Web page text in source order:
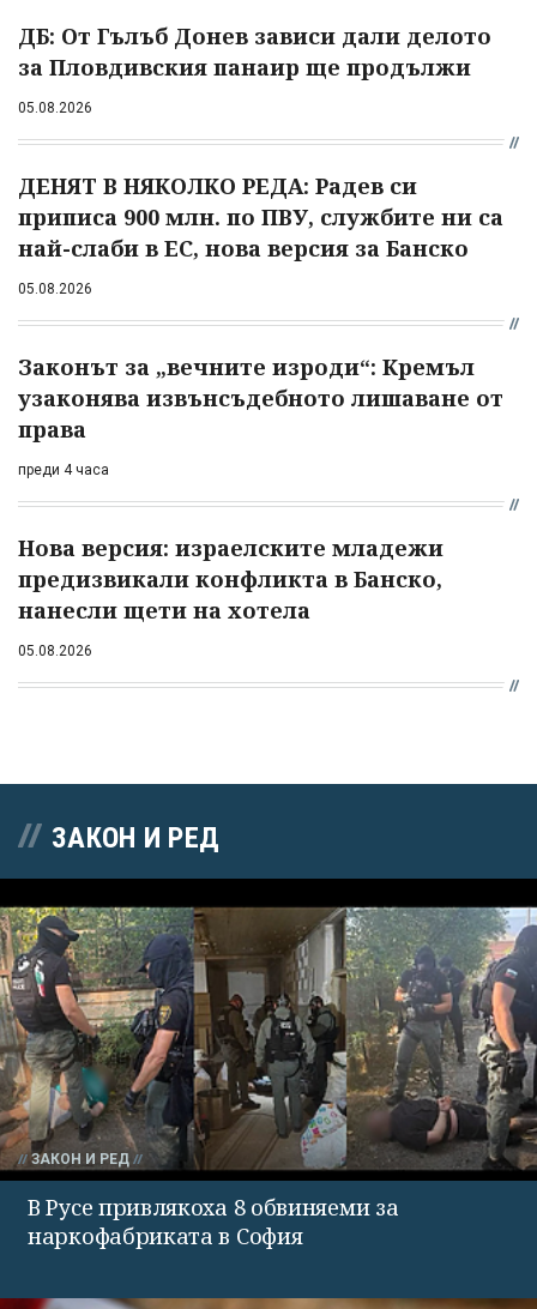
ДБ: От Гълъб Донев зависи дали делото
за Пловдивския панаир ще продължи
05.08.2026
ДЕНЯТ В НЯКОЛКО РЕДА: Радев си
приписа 900 млн. по ПВУ, службите ни са
най-слаби в ЕС, нова версия за Банско
05.08.2026
Законът за „вечните изроди“: Кремъл
узаконява извънсъдебното лишаване от
права
преди 4 часа
Нова версия: израелските младежи
предизвикали конфликта в Банско,
нанесли щети на хотела
05.08.2026
ЗАКОН И РЕД
ЗАКОН И РЕД
В Русе привлякоха 8 обвиняеми за
наркофабриката в София